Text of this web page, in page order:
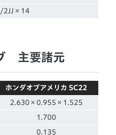
2JJ×14
主要諸元
ホンダオブアメリカ SC22
2.630×0.955×1.525
1.700
0.135